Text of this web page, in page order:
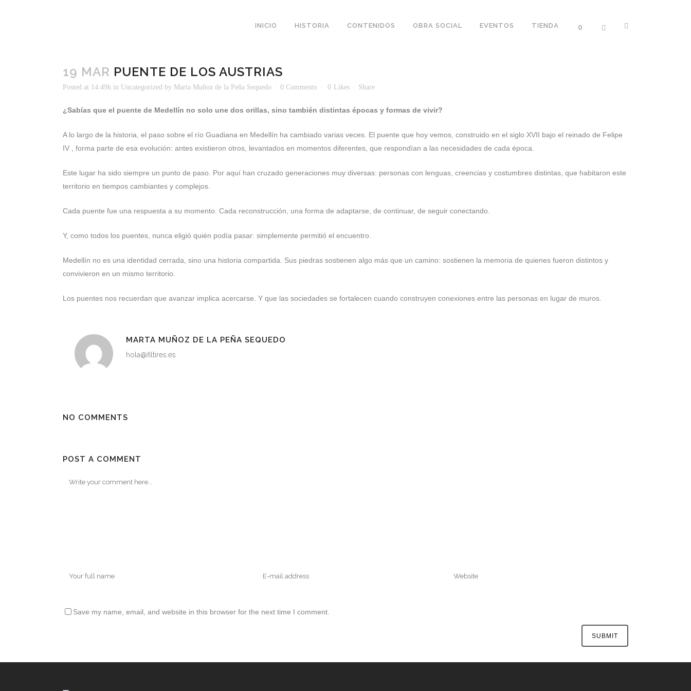
0
INICIO HISTORIA CONTENIDOS OBRA SOCIAL EVENTOS TIENDA
19 MAR PUENTE DE LOS AUSTRIAS
Posted at 14:49h in Uncategorized by Marta Muñoz de la Peña Sequedo 0 Comments 0 Likes Share
¿Sabías que el puente de Medellín no solo une dos orillas, sino también distintas épocas y formas de vivir?
A lo largo de la historia, el paso sobre el río Guadiana en Medellín ha cambiado varias veces. El puente que hoy vemos, construido en el siglo XVII bajo el reinado de Felipe
IV , forma parte de esa evolución: antes existieron otros, levantados en momentos diferentes, que respondían a las necesidades de cada época.
Este lugar ha sido siempre un punto de paso. Por aquí han cruzado generaciones muy diversas: personas con lenguas, creencias y costumbres distintas, que habitaron este
territorio en tiempos cambiantes y complejos.
Cada puente fue una respuesta a su momento. Cada reconstrucción, una forma de adaptarse, de continuar, de seguir conectando.
Y, como todos los puentes, nunca eligió quién podía pasar: simplemente permitió el encuentro.
Medellín no es una identidad cerrada, sino una historia compartida. Sus piedras sostienen algo más que un camino: sostienen la memoria de quienes fueron distintos y
convivieron en un mismo territorio.
Los puentes nos recuerdan que avanzar implica acercarse. Y que las sociedades se fortalecen cuando construyen conexiones entre las personas en lugar de muros.
MARTA MUÑOZ DE LA PEÑA SEQUEDO
hola@filtires.es
NO COMMENTS
POST A COMMENT
Save my name, email, and website in this browser for the next time I comment.